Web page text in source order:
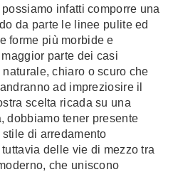
infatti comporre una
da parte le linee pulite ed
forme più morbide e
parte dei casi
chiaro o scuro che
ad impreziosire il
scelta ricada su una
dobbiamo tener presente
di arredamento
delle vie di mezzo tra
che uniscono